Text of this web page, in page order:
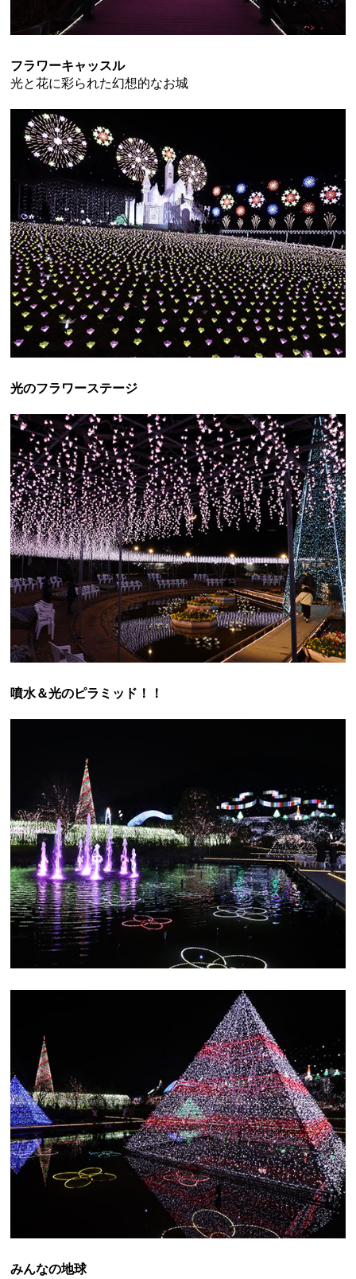
フラワーキャッスル
光と花に彩られた幻想的なお城
光のフラワーステージ
噴水＆光のピラミッド！！
みんなの地球